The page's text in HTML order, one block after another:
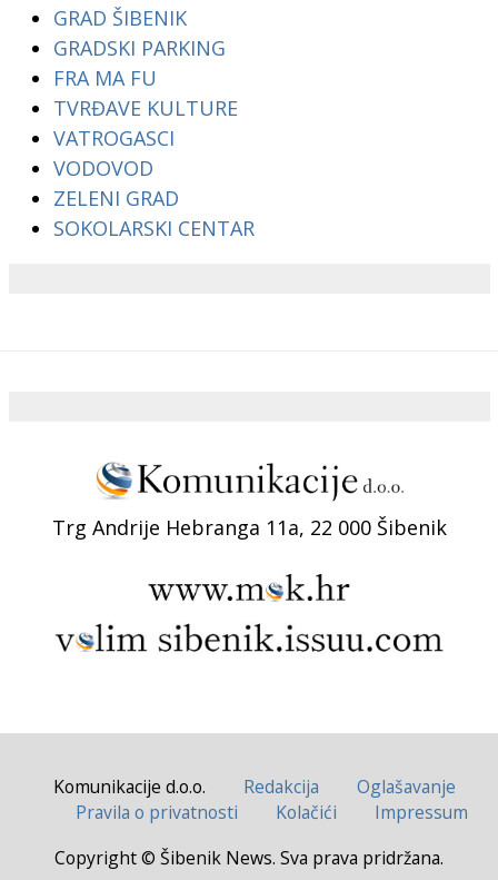
GRAD ŠIBENIK
GRADSKI PARKING
FRA MA FU
TVRĐAVE KULTURE
VATROGASCI
VODOVOD
ZELENI GRAD
SOKOLARSKI CENTAR
Trg Andrije Hebranga 11a, 22 000 Šibenik
Komunikacije d.o.o. Redakcija
Oglašavanje
Pravila o privatnosti
Kolačići
Impressum
Copyright © Šibenik News. Sva prava pridržana.